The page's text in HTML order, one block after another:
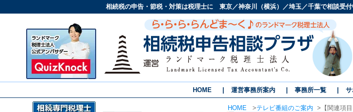
相続税の申告・節税・対策は税理士に 東京／神奈川（横浜）／埼玉／千葉で相談受付
HOME 運営事務所案内 事務所一覧
HOME >テレビ番組のご案内 > 【関連項